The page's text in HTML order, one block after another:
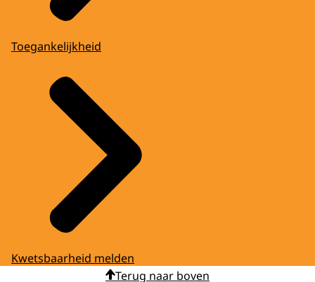
Toegankelijkheid
Kwetsbaarheid melden
Terug naar boven